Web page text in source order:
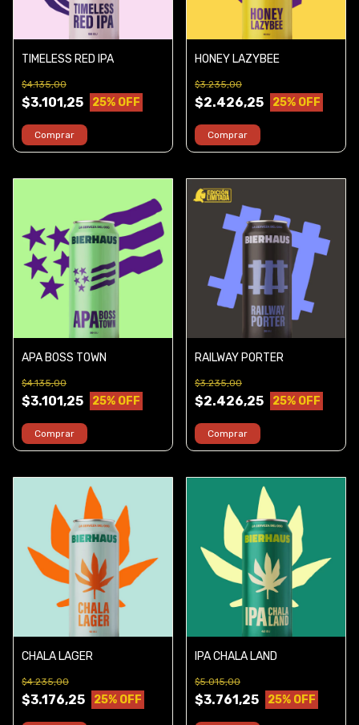
TIMELESS RED IPA
$3.101,25
$4.135,00
25% OFF
Comprar
HONEY LAZYBEE
$2.426,25
$3.235,00
25% OFF
Comprar
APA BOSS TOWN
$3.101,25
$4.135,00
25% OFF
Comprar
RAILWAY PORTER
$2.426,25
$3.235,00
25% OFF
Comprar
CHALA LAGER
$3.176,25
$4.235,00
25% OFF
IPA CHALA LAND
$3.761,25
$5.015,00
25% OFF